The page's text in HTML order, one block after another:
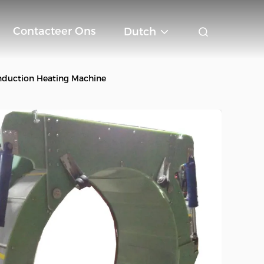
Contacteer Ons Dutch
Heating Machine